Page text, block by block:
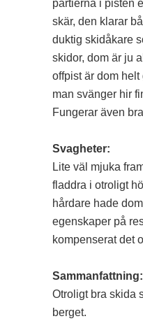
partierna i pisten
skär, den klarar
duktig skidåkare
skidor, dom är ju
offpist är dom
man svänger hir
Fungerar även
Svagheter:
Lite väl mjuka
fladdra i otroligt
hårdare hade
egenskaper på
kompenserat det
Sammanfattning:
Otroligt bra skida
berget.